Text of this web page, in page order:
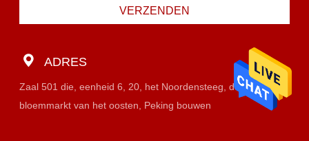
VERZENDEN
ADRES
Zaal 501 die, eenheid 6, 20, het Noordensteeg, de
bloemmarkt van het oosten, Peking bouwen